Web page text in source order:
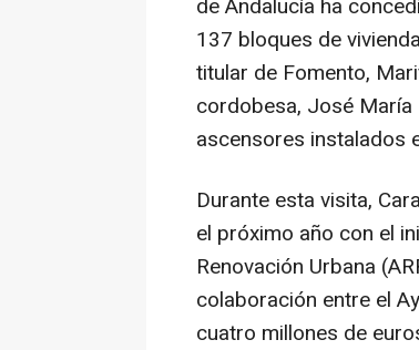
de Andalucía ha
137 bloques de
titular de Fomento,
cordobesa, José María
ascensores instalados
Durante esta visita,
el próximo año con el
Renovación Urbana
colaboración entre el
cuatro millones de